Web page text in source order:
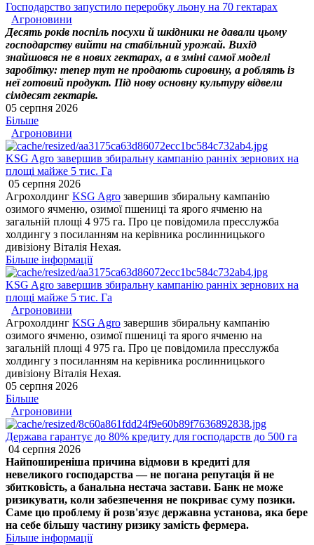
Господарство запустило переробку льону на 70 гектарах
Агроновини
Десять років поспіль посухи й шкідники не давали цьому
господарству вийти на стабільний урожай. Вихід
знайшовся не в нових гектарах, а в зміні самої моделі
заробітку: тепер тут не продають сировину, а роблять із
неї готовий продукт. Під нову основну культуру відвели
сімдесят гектарів.
05 серпня 2026
Більше
Агроновини
KSG Agro завершив збиральну кампанію ранніх зернових на
площі майже 5 тис. Га
05 серпня 2026
Агрохолдинг KSG Agro завершив збиральну кампанію
озимого ячменю, озимої пшениці та ярого ячменю на
загальній площі 4 975 га. Про це повідомила пресслужба
холдингу з посиланням на керівника рослинницького
дивізіону Віталія Нехая.
Більше інформації
KSG Agro завершив збиральну кампанію ранніх зернових на
площі майже 5 тис. Га
Агроновини
Агрохолдинг KSG Agro завершив збиральну кампанію
озимого ячменю, озимої пшениці та ярого ячменю на
загальній площі 4 975 га. Про це повідомила пресслужба
холдингу з посиланням на керівника рослинницького
дивізіону Віталія Нехая.
05 серпня 2026
Більше
Агроновини
Держава гарантує до 80% кредиту для господарств до 500 га
04 серпня 2026
Найпоширеніша причина відмови в кредиті для
невеликого господарства — не погана репутація й не
збитковість, а банальна нестача застави. Банк не може
ризикувати, коли забезпечення не покриває суму позики.
Саме цю проблему й розв'язує державна установа, яка бере
на себе більшу частину ризику замість фермера.
Більше інформації